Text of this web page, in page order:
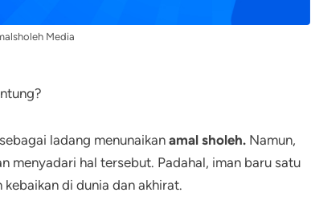
Media
ladang menunaikan amal sholeh. Namun,
menyadari hal tersebut. Padahal, iman baru satu
kebaikan di dunia dan akhirat.